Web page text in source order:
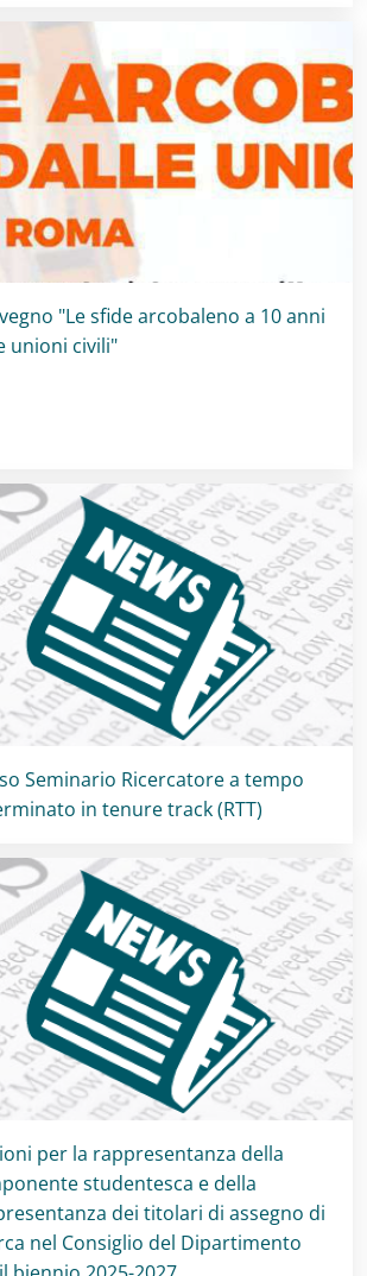
card:
"Le sfide arcobaleno a 10 anni
unioni civili"
card:
Seminario Ricercatore a tempo
in tenure track (RTT)
card:
per la rappresentanza della
studentesca e della
dei titolari di assegno di
nel Consiglio del Dipartimento